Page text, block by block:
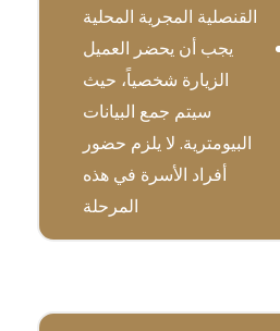
القنصلية المجرية المحلية
يجب أن يحضر العميل
الزيارة شخصياً، حيث
سيتم جمع البيانات
البيومترية. لا يلزم حضور
أفراد الأسرة في هذه
المرحلة